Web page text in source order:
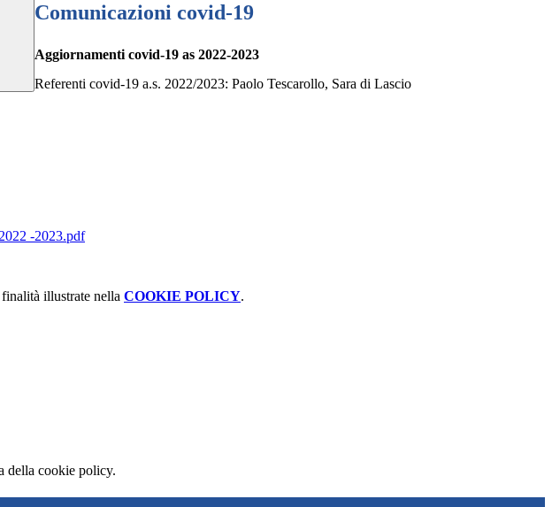
Comunicazioni covid-19
Aggiornamenti covid-19 as 2022-2023
Referenti covid-19 a.s. 2022/2023: Paolo Tescarollo, Sara di Lascio
-2023.pdf
illustrate nella COOKIE POLICY.
della cookie policy.